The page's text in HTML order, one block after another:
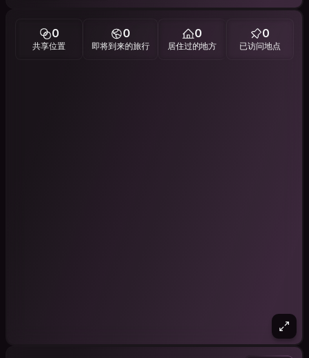
0
共享位置
0
即将到来的旅行
0
居住过的地方
0
已访问地点